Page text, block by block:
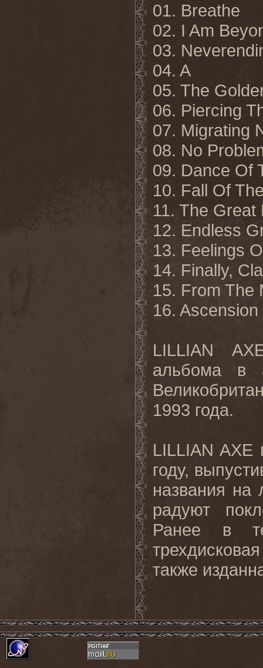
01. Breathe
02. I Am
03.
04. A
05. The
06. Piercing
07. Migrating
08. No
09. Dance Of
10. Fall Of
11. The Great
12. Endless
13. Feelings
14. Finally,
15. From The
16. Ascension
LILLIAN
альбома в
1993 года.
LILLIAN AXE
году,
названия
радуют
Ранее в
также